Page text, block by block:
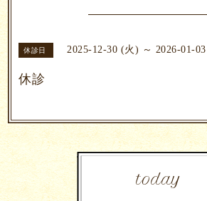
休診日 2025-12-30 (火) ～ 2026-01-
休診
today